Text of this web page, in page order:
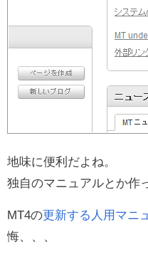
地味に便利だよね。
独自のマニュアルとか作
MT4の更新する人用マニ
悔、、、